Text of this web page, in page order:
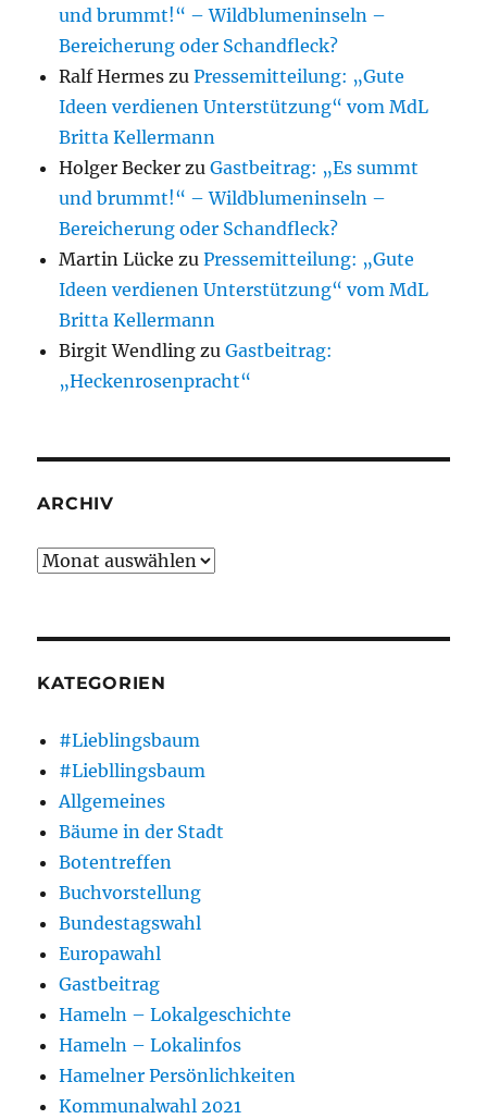
und brummt!“ – Wildblumeninseln –
Bereicherung oder Schandfleck?
Ralf Hermes zuPressemitteilung: „Gute
Ideen verdienen Unterstützung“ vom MdL
Britta Kellermann
Holger Becker zuGastbeitrag: „Es summt
und brummt!“ – Wildblumeninseln –
Bereicherung oder Schandfleck?
Martin Lücke zuPressemitteilung: „Gute
Ideen verdienen Unterstützung“ vom MdL
Britta Kellermann
Birgit Wendling zuGastbeitrag:
„Heckenrosenpracht“
ARCHIV
Archiv
KATEGORIEN
#Lieblingsbaum
#Liebllingsbaum
Allgemeines
Bäume in der Stadt
Botentreffen
Buchvorstellung
Bundestagswahl
Europawahl
Gastbeitrag
Hameln – Lokalgeschichte
Hameln – Lokalinfos
Hamelner Persönlichkeiten
Kommunalwahl 2021